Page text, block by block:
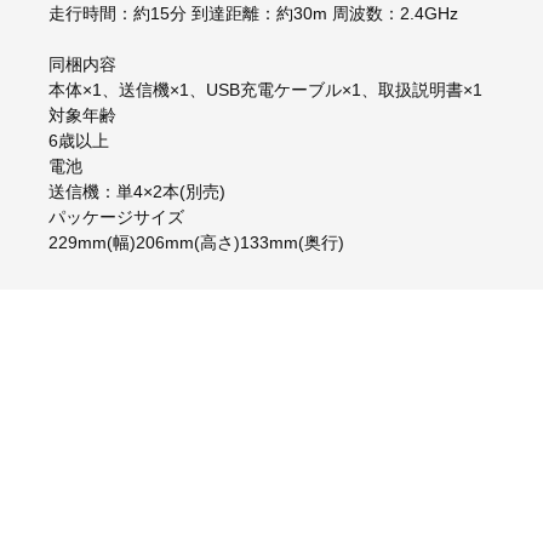
走行時間：約15分 到達距離：約30m 周波数：2.4GHz
同梱内容
本体×1、送信機×1、USB充電ケーブル×1、取扱説明書×1
対象年齢
6歳以上
電池
送信機：単4×2本(別売)
パッケージサイズ
229mm(幅)206mm(高さ)133mm(奥行)